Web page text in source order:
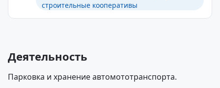
строительные кооперативы
Деятельность
Парковка и хранение автомототранспорта.